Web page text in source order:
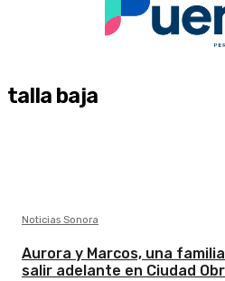
talla baja
Noticias Sonora
Aurora y Marcos, una
salir adelante en Ciudad